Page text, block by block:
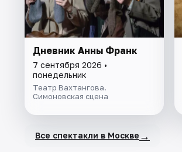
Дневник Анны Франк
7 сентября 2026 •
понедельник
Театр Вахтангова.
Симоновская сцена
Все спектакли в Москве →